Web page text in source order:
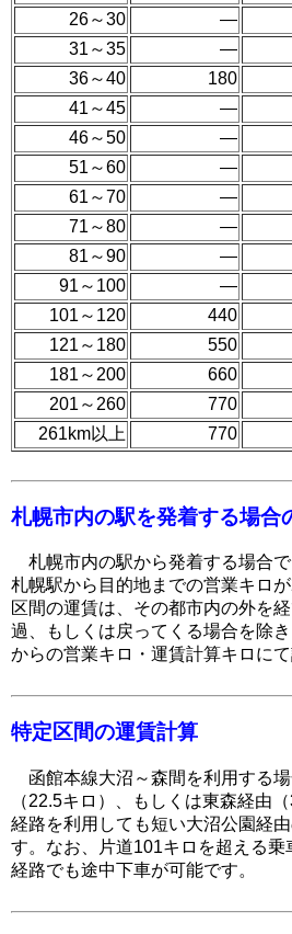
26～30
―
31～35
―
36～40
180
41～45
―
46～50
―
51～60
―
61～70
―
71～80
―
81～90
―
91～100
―
101～120
440
121～180
550
181～200
660
201～260
770
261km以上
770
札幌市内の駅を発着する場合
札幌市内の駅から発着する場合
札幌駅から目的地までの営業キロ
区間の運賃は、その都市内の外を
過、もしくは戻ってくる場合を除
からの営業キロ・運賃計算キロにて
特定区間の運賃計算
函館本線大沼～森間を利用する
（22.5キロ）、もしくは東森経由
経路を利用しても短い大沼公園経
す。なお、片道101キロを超える
経路でも途中下車が可能です。